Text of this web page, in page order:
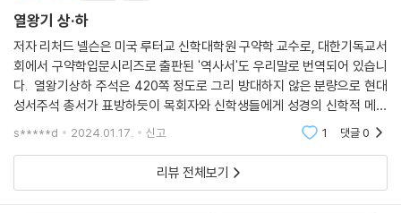
열왕기 상·하
저자 리처드 넬슨은 미국 루터교 신학대학원 구약학 교수로, 대한기독교서
회에서 구약학입문시리즈로 출판된 '역사서'도 우리말로 번역되어 있습니
다. 열왕기상하 주석은 420쪽 정도로 그리 방대하지 않은 분량으로 현대
성서주석 총서가 표방하듯이 목회자와 신학생들에게 성경의 신학적 메시
지를 제공해 주고 있습니다. 역사비평에 근거한 주석을 하면서도, 여러 번
s*****d 2024.01.17. 신고 1 댓글0
리뷰 전체보기